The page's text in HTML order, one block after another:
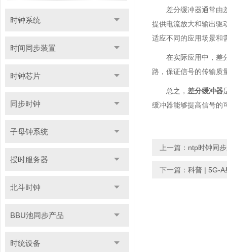
时钟系统
时间同步装置
时钟芯片
同步时钟
子母钟系统
授时服务器
北斗时钟
BBU池同步产品
时统设备
差分缓冲器通常由
提供电流放大和输出驱
适应不同的应用场景和
在实际应用中，差
路，保证信号的传输质
总之， 差分缓冲器
缓冲器能够提高信号的
上一篇： ntp时钟同
下一篇： 科普 | 5G-A